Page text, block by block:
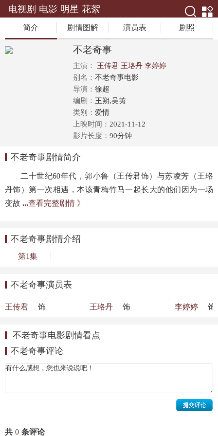
电视剧 电影 明星 花絮
简介 剧情图解 演员表 剧照
不老奇事
主演： 王传君 王珞丹 李婷婷
别名： 不老奇事电影
导演： 徐超
编剧： 王朔,吴荑
类别： 爱情
上映时间： 2021-11-12
影片长度： 90分钟
不老奇事剧情简介
二十世纪60年代，郭小鲁（王传君饰）与苏凌芳（王珞
丹饰）第一次相遇，本该青梅竹马一起长大的他们因为一场
变故 ...查看完整剧情 》
不老奇事剧情介绍
第1集
不老奇事演员表
郭小鲁
王传君
饰
王珞丹
饰
李婷婷
饰
不老奇事电影剧情看点
不老奇事评论
共 0 条评论